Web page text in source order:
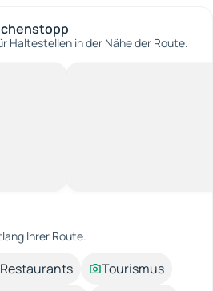
Haltestellen in der Nähe der Route.
Ihrer Route.
Restaurants
Tourismus